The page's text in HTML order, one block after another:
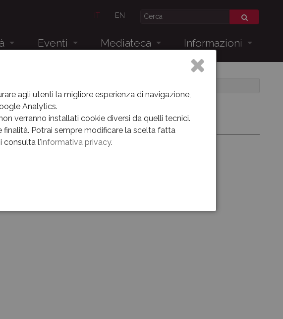
agli utenti la migliore esperienza di navigazione,
Analytics.
verranno installati cookie diversi da quelli tecnici.
finalità. Potrai sempre modificare la scelta fatta
consulta l'informativa privacy.
Eventi
Eventi
News
Mediateca
Virtual tour
Informazioni
Dove siamo
IT EN